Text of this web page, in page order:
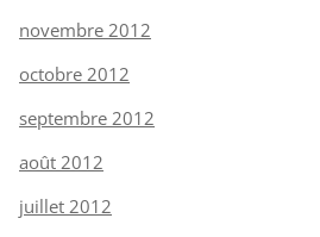
novembre 2012
octobre 2012
septembre 2012
août 2012
juillet 2012